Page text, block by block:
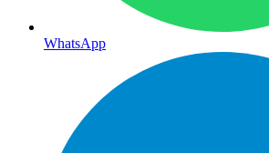
WhatsApp